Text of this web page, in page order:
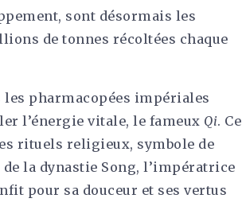
sont désormais les
de tonnes récoltées chaque
pharmacopées impériales
l’énergie vitale, le fameux Qi. Ce
rituels religieux, symbole de
la dynastie Song, l’impératrice
pour sa douceur et ses vertus